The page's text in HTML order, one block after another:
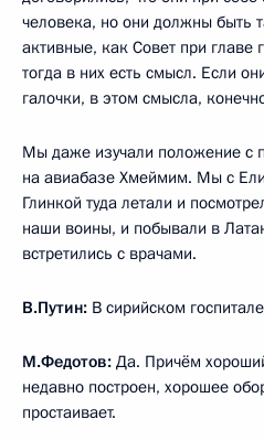
человека, но они должны быть
активные, как Совет при главе
тогда в них есть смысл. Если
галочки, в этом смысла,
Мы даже изучали положение с
на авиабазе Хмеймим. Мы с
Глинкой туда летали и
наши воины, и побывали в
встретились с врачами.
В.Путин: В сирийском
М.Федотов: Да. Причём
недавно построен, хорошее
простаивает.